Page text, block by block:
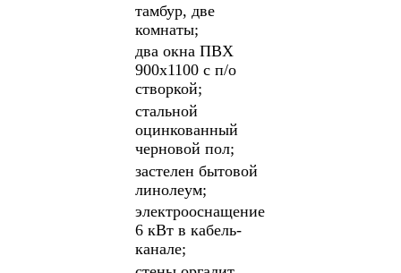
тамбур, две
комнаты;
два окна ПВХ
900х1100 с п/о
створкой;
стальной
оцинкованный
черновой пол;
застелен бытовой
линолеум;
электрооснащение
6 кВт в кабель-
канале;